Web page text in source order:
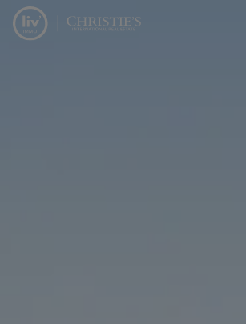
Menu overslaan en naar de inhoud gaan